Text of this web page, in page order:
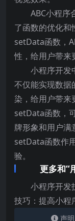
ABC小程序
了函数的优化和
setData函数，
性，给用户带来
小程序开发
不仅能实现数据
染，给用户带来
setData函数，
牌形象和用户满
setData函数作
验。
更多和“
小程序开发
技巧：提高小程
声